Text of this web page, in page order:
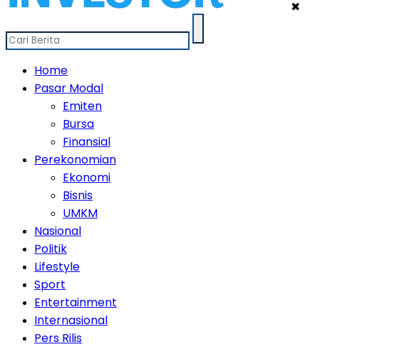
✖
Home
Pasar Modal
Emiten
Bursa
Finansial
Perekonomian
Ekonomi
Bisnis
UMKM
Nasional
Politik
Lifestyle
Sport
Entertainment
Internasional
Pers Rilis